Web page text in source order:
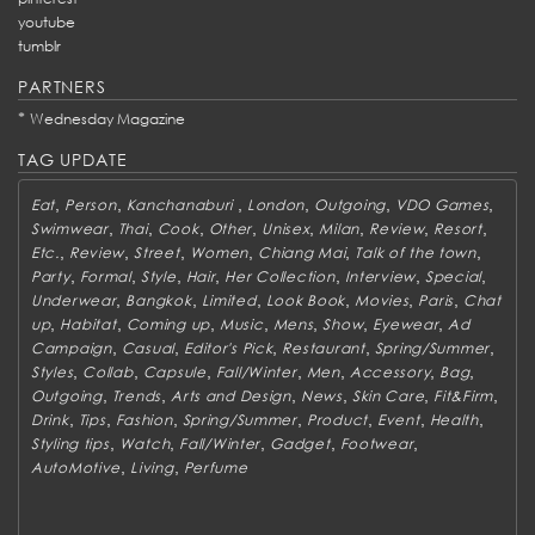
youtube
tumblr
PARTNERS
* Wednesday Magazine
TAG UPDATE
Eat Person, Kanchanaburi London Outgoing, VDO Games,
Swimwear, Thai, Cook, Other Unisex, Milan Review, Resort,
Etc. Review,Street, Women Chiang Mai, Talk of the town,
Party, Formal, Style Hair, Her Collection, Interview,Special,
Underwear, Bangkok, Limited, Look Book Movies, Paris Chat
up, Habitat, Coming up, Music Mens,Show, Eyewear, Ad
Campaign, Casual, Editor's Pick, Restaurant, Spring/Summer
Styles, Collab, Capsule Fall/Winter, Men, Accessory, Bag,
Outgoing, Trends Arts and Design, News, Skin Care Fit&Firm
Drink, Tips, Fashion, Spring/Summer, Product, Event, Health,
Styling tips, Watch, Fall/Winter Gadget, Footwear,
AutoMotive Living, Perfume